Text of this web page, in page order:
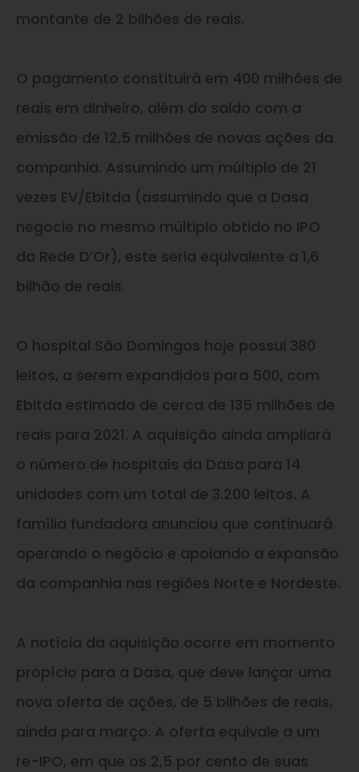
montante de 2 bilhões de reais.
O pagamento constituirá em 400 milhões de
reais em dinheiro, além do saldo com a
emissão de 12,5 milhões de novas ações da
companhia. Assumindo um múltiplo de 21
vezes EV/Ebitda (assumindo que a Dasa
negocie no mesmo múltiplo obtido no IPO
da Rede D’Or), este seria equivalente a 1,6
bilhão de reais.
O hospital São Domingos hoje possui 380
leitos, a serem expandidos para 500, com
Ebitda estimado de cerca de 135 milhões de
reais para 2021. A aquisição ainda ampliará
o número de hospitais da Dasa para 14
unidades com um total de 3.200 leitos. A
família fundadora anunciou que continuará
operando o negócio e apoiando a expansão
da companhia nas regiões Norte e Nordeste.
A notícia da aquisição ocorre em momento
propício para a Dasa, que deve lançar uma
nova oferta de ações, de 5 bilhões de reais,
ainda para março. A oferta equivale a um
re-IPO, em que os 2,5 por cento de suas